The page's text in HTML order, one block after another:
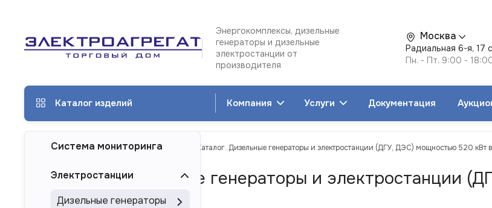
Энергокомплексы, дизельные
генераторы и дизельные
электростанции от
производителя
Москва
Радиальная 6-я, 17
Пн. - Пт. 9:00 -
Каталог изделий Компания Услуги Документация
ТД Электроагрегат Каталог изделий Каталог. Дизельные генераторы и электростанции (ДГУ, ДЭС) мощностью 520 кВт
Каталог. Дизельные генераторы и электростанции
Москве
Система мониторинга
Электростанции
Дизельные генераторы